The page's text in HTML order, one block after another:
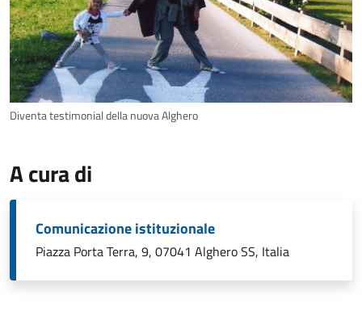
Diventa testimonial della nuova Alghero
A cura di
Comunicazione istituzionale
Piazza Porta Terra, 9, 07041 Alghero SS, Italia